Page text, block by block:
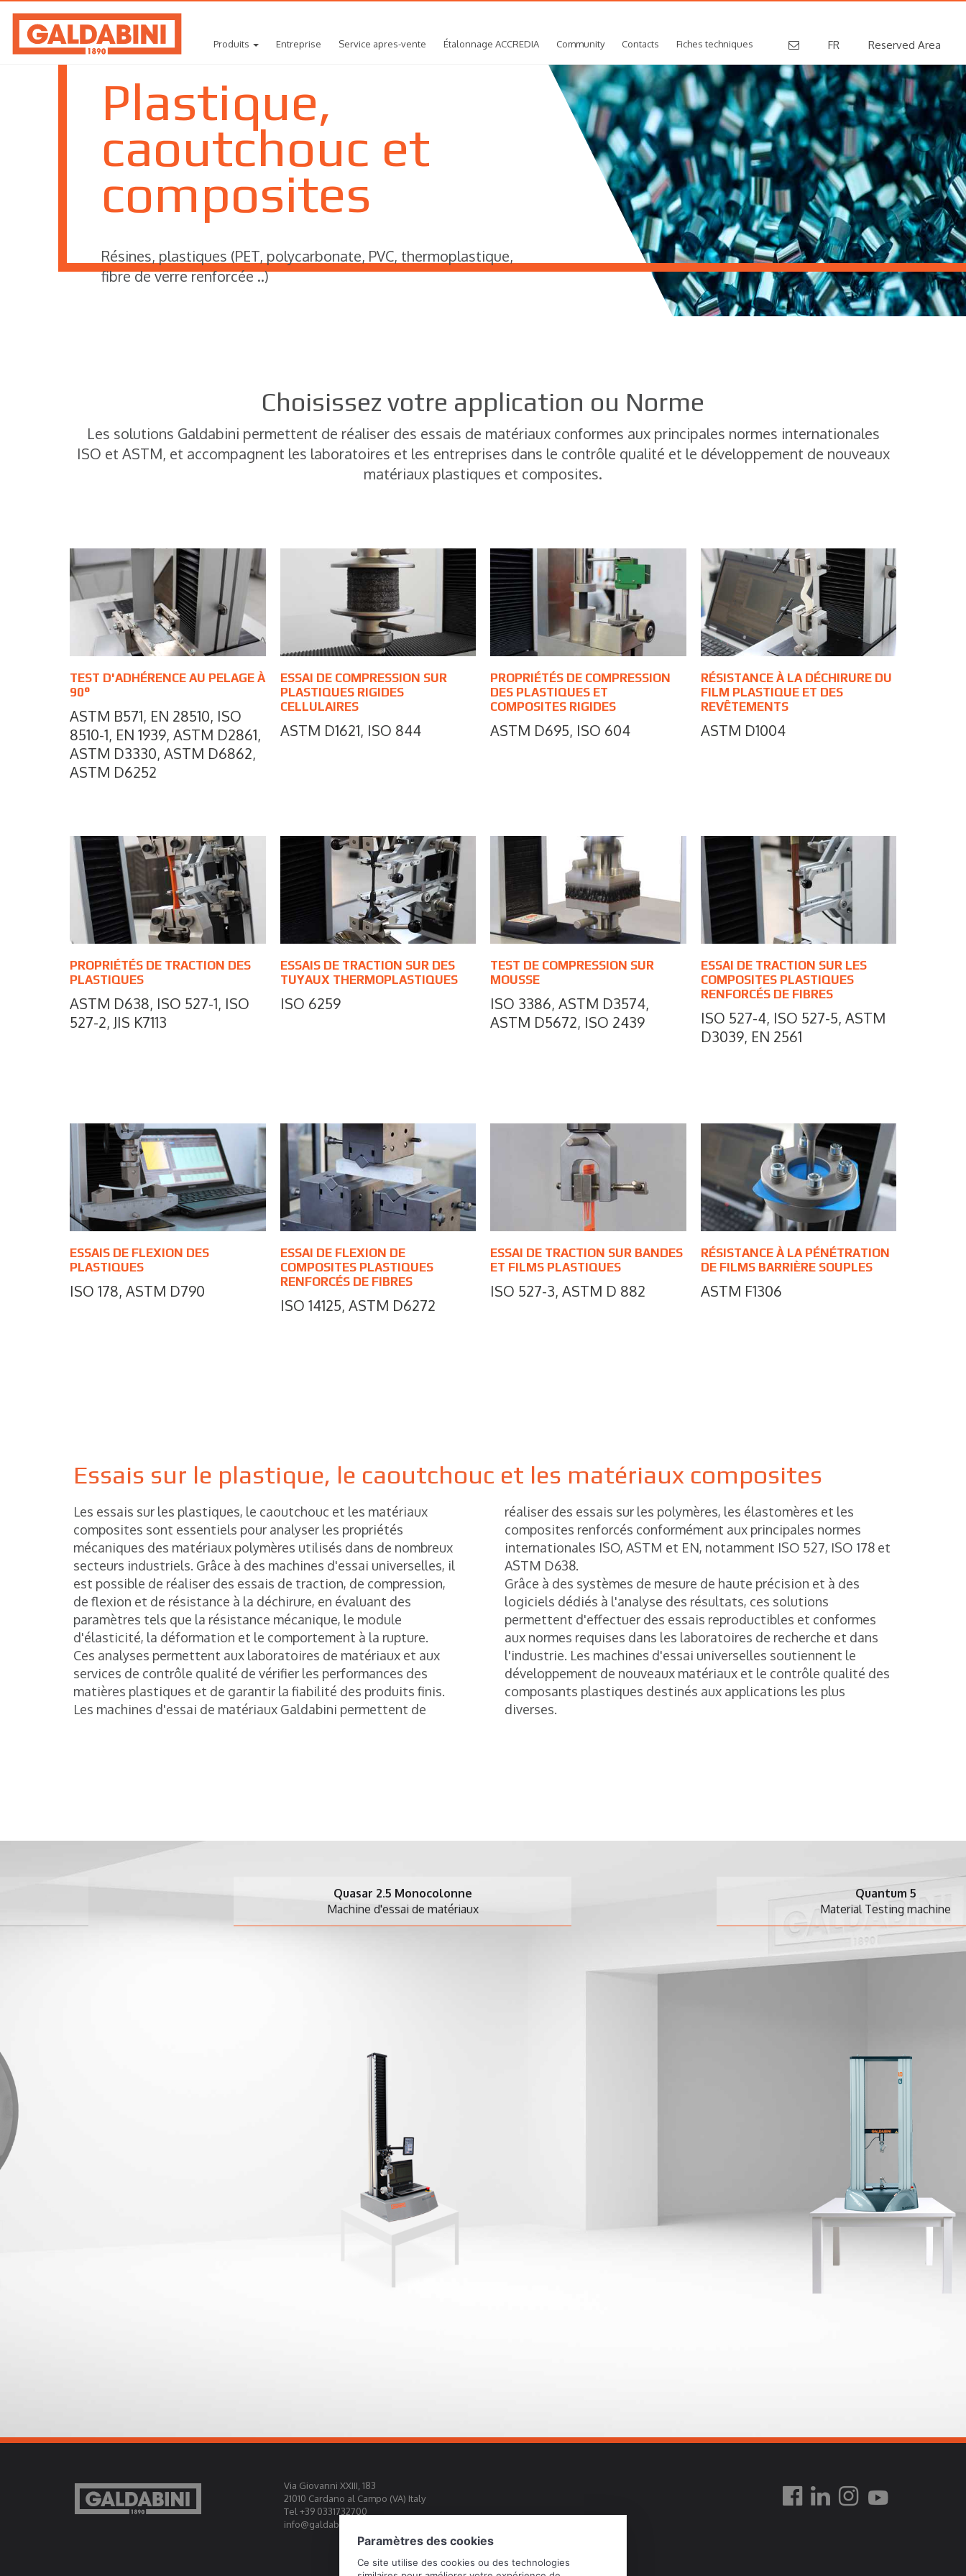
Produits Entreprise Service apres-vente Étalonnage ACCREDIA Community Contacts Fiches techniques FR Reserved Area
Plastique,
caoutchouc et
composites
Résines, plastiques (PET, polycarbonate, PVC, thermoplastique,
fibre de verre renforcée ..)
Choisissez votre application ou Norme
Les solutions Galdabini permettent de réaliser des essais de matériaux conformes aux principales normes internationales
ISO et ASTM, et accompagnent les laboratoires et les entreprises dans le contrôle qualité et le développement de nouveaux
matériaux plastiques et composites.
TEST D'ADHÉRENCE AU PELAGE À
90°
ASTM B571, EN 28510, ISO
8510-1, EN 1939, ASTM D2861,
ASTM D3330, ASTM D6862,
ASTM D6252
ESSAI DE COMPRESSION SUR
PLASTIQUES RIGIDES
CELLULAIRES
ASTM D1621, ISO 844
PROPRIÉTÉS DE COMPRESSION
DES PLASTIQUES ET
COMPOSITES RIGIDES
ASTM D695, ISO 604
RÉSISTANCE À LA DÉCHIRURE DU
FILM PLASTIQUE ET DES
REVÊTEMENTS
ASTM D1004
PROPRIÉTÉS DE TRACTION DES
PLASTIQUES
ASTM D638, ISO 527-1, ISO
527-2, JIS K7113
ESSAIS DE TRACTION SUR DES
TUYAUX THERMOPLASTIQUES
ISO 6259
TEST DE COMPRESSION SUR
MOUSSE
ISO 3386, ASTM D3574,
ASTM D5672, ISO 2439
ESSAI DE TRACTION SUR LES
COMPOSITES PLASTIQUES
RENFORCÉS DE FIBRES
ISO 527-4, ISO 527-5, ASTM
D3039, EN 2561
ESSAIS DE FLEXION DES
PLASTIQUES
ISO 178, ASTM D790
ESSAI DE FLEXION DE
COMPOSITES PLASTIQUES
RENFORCÉS DE FIBRES
ISO 14125, ASTM D6272
ESSAI DE TRACTION SUR BANDES
ET FILMS PLASTIQUES
ISO 527-3, ASTM D 882
RÉSISTANCE À LA PÉNÉTRATION
DE FILMS BARRIÈRE SOUPLES
ASTM F1306
Essais sur le plastique, le caoutchouc et les matériaux composites
Les essais sur les plastiques, le caoutchouc et les matériaux
composites sont essentiels pour analyser les propriétés
mécaniques des matériaux polymères utilisés dans de nombreux
secteurs industriels. Grâce à des machines d'essai universelles, il
est possible de réaliser des essais de traction, de compression,
de flexion et de résistance à la déchirure, en évaluant des
paramètres tels que la résistance mécanique, le module
d'élasticité, la déformation et le comportement à la rupture.
Ces analyses permettent aux laboratoires de matériaux et aux
services de contrôle qualité de vérifier les performances des
matières plastiques et de garantir la fiabilité des produits finis.
Les machines d'essai de matériaux Galdabini permettent de
réaliser des essais sur les polymères, les élastomères et les
composites renforcés conformément aux principales normes
internationales ISO, ASTM et EN, notamment ISO 527, ISO 178 et
ASTM D638.
Grâce à des systèmes de mesure de haute précision et à des
logiciels dédiés à l'analyse des résultats, ces solutions
permettent d'effectuer des essais reproductibles et conformes
aux normes requises dans les laboratoires de recherche et dans
l'industrie. Les machines d'essai universelles soutiennent le
développement de nouveaux matériaux et le contrôle qualité des
composants plastiques destinés aux applications les plus
diverses.
Quasar 2.5 Monocolonne
Machine d'essai de matériaux
Quantum 5
Material Testing machine
Via Giovanni XXIII, 183
21010 Cardano al Campo (VA) Italy
Tel +39 0331732700
info@galdabini.it